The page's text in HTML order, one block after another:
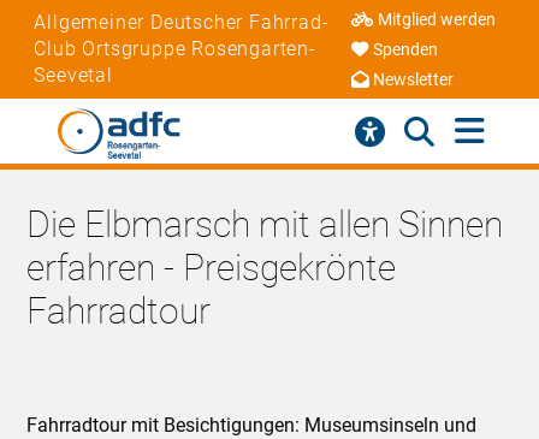
Allgemeiner Deutscher Fahrrad-
Club Ortsgruppe Rosengarten-
Seevetal
Mitglied werden
Spenden
Newsletter
Die Elbmarsch mit allen Sinnen
erfahren - Preisgekrönte
Fahrradtour
Fahrradtour mit Besichtigungen: Museumsinseln und